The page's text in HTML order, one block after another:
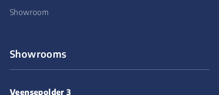
Showroom
Showrooms
Veensepolder 3